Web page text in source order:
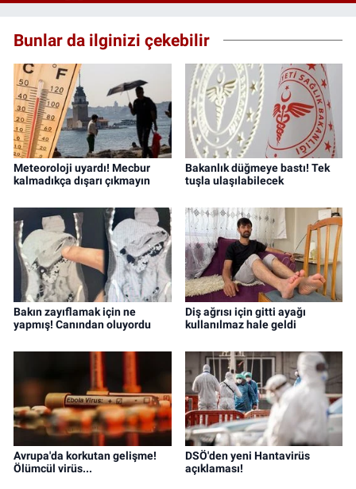
Bunlar da ilginizi çekebilir
Meteoroloji uyardı! Mecbur
kalmadıkça dışarı çıkmayın
Bakanlık düğmeye bastı! Tek
tuşla ulaşılabilecek
Bakın zayıflamak için ne
yapmış! Canından oluyordu
Diş ağrısı için gitti ayağı
kullanılmaz hale geldi
Avrupa'da korkutan gelişme!
Ölümcül virüs...
DSÖ'den yeni Hantavirüs
açıklaması!